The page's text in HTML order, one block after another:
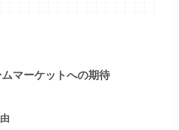
マーケットへの期待